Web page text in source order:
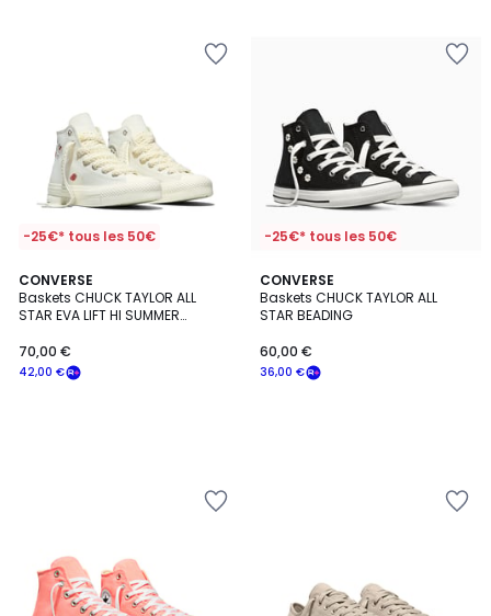
-25€* tous les 50€
CONVERSE
Baskets CHUCK TAYLOR ALL
STAR EVA LIFT HI SUMMER
42,00 €
70,00 €
-25€* tous les 50€
CONVERSE
Baskets CHUCK TAYLOR ALL
STAR BEADING
36,00 €
60,00 €